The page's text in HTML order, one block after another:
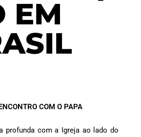
EM
COM O PAPA
profunda com a Igreja ao lado do